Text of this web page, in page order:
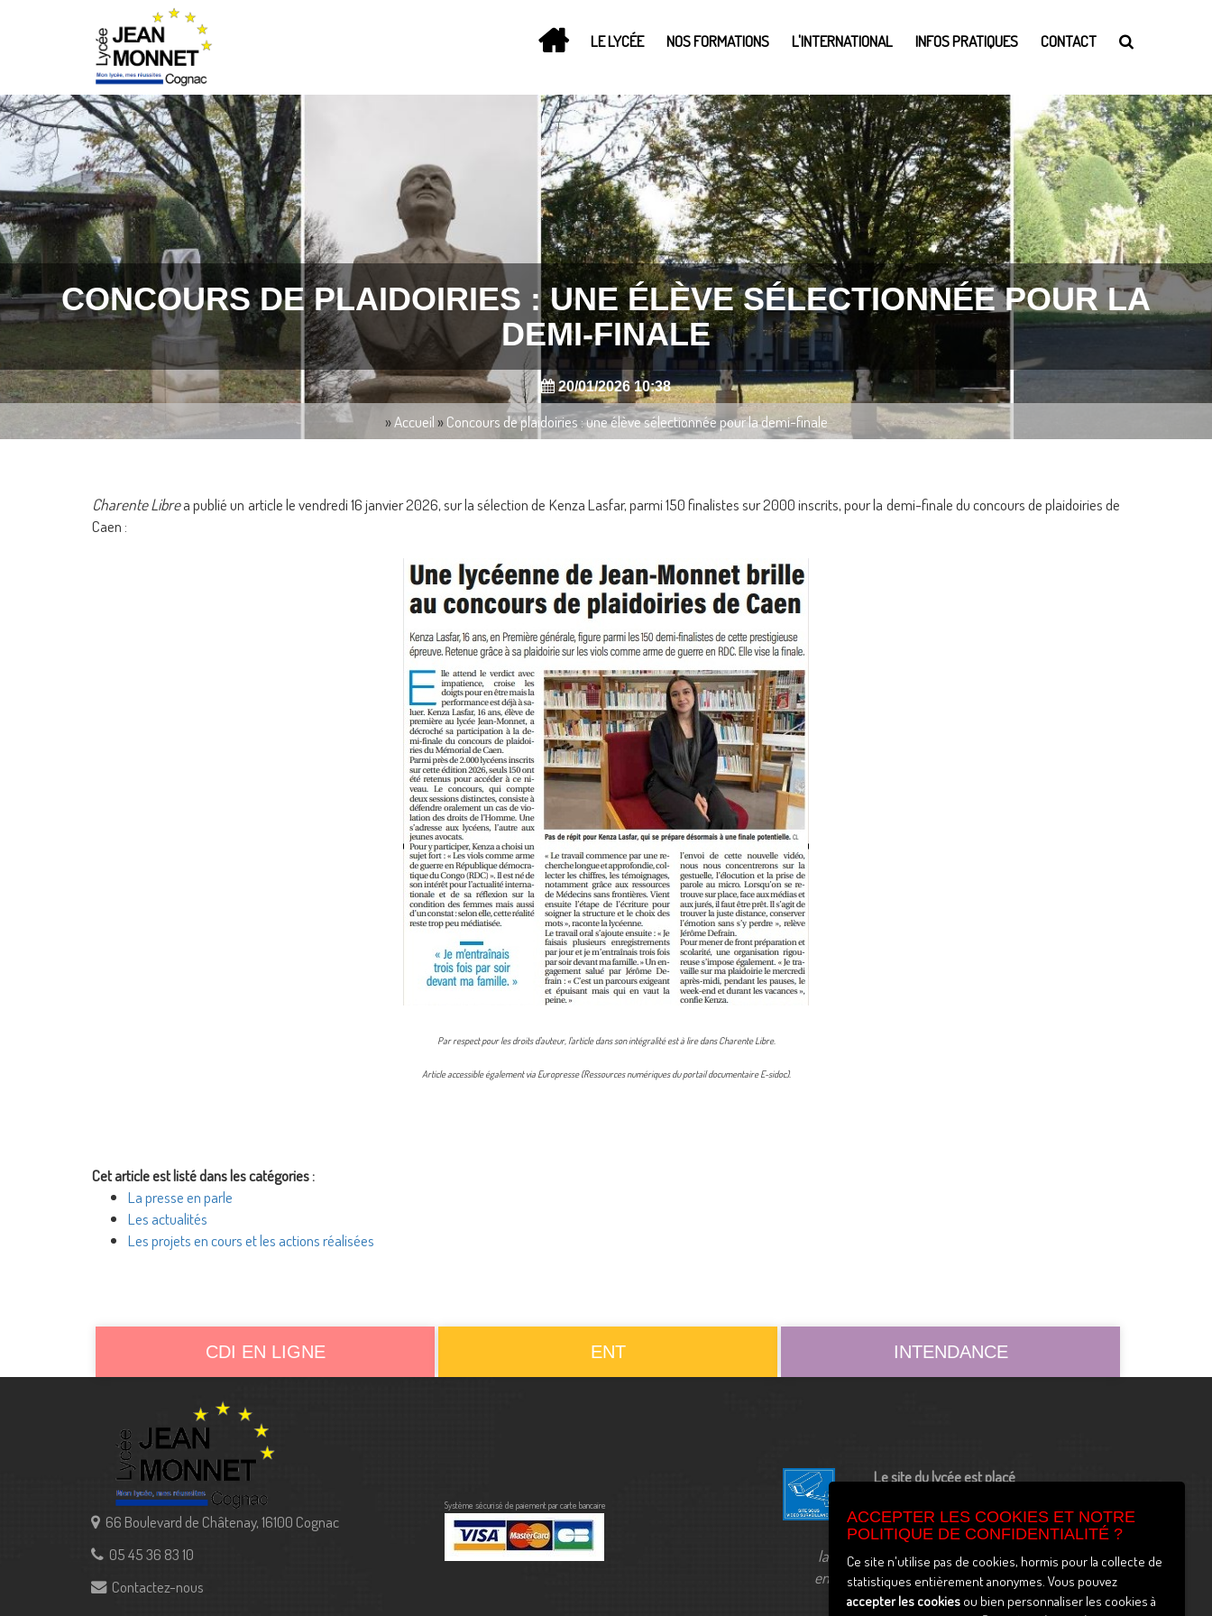
LE LYCÉE NOS FORMATIONS L'INTERNATIONAL INFOS PRATIQUES CONTACT
CONCOURS DE PLAIDOIRIES : UNE ÉLÈVE SÉLECTIONNÉE POUR LA
DEMI-FINALE
20/01/2026 10:38
»Accueil»Concours de plaidoiries : une élève sélectionnée pour la demi-finale
Charente Librea publié un article le vendredi 16 janvier 2026, sur la sélection de Kenza Lasfar,parmi150 finalistes sur 2000 inscrits, pour la demi-finale du concours de plaidoiries de
Caen :
Par respect pour les droits d'auteur, l'article dans son intégralité est à lire dans Charente Libre.
Article accessible également via Europresse (Ressources numériques du portail documentaire E-sidoc).
Cet article est listé dans les catégories :
La presse en parle
Les actualités
Les projets en cours et les actions réalisées
CDI EN LIGNE ENT INTENDANCE
66 Boulevard de Châtenay, 16100 Cognac
05 45 36 83 10
Contactez-nous
Système sécurisé de paiement par carte bancaire
Le site du lycée est placé
sous vidéo surveillance
la déclaration à la CNIL est
enregistrée sous le numéro
2037718v0
ACCEPTER LES COOKIES ET NOTRE
POLITIQUE DE CONFIDENTIALITÉ ?
Ce site n'utilise pas de cookies, hormis pour la collecte de
statistiques entièrement anonymes. Vous pouvez
accepter les cookies ou bien personnaliser les cookies à